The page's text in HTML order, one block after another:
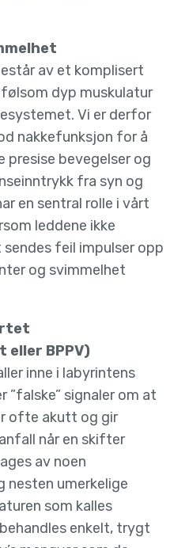
av et komplisert
dyp muskulatur
Vi er derfor
nakkefunksjon for å
presise bevegelser og
fra syn og
en sentral rolle i vårt
leddene ikke
feil impulser opp
og svimmelhet
BPPV)
inne i labyrintens
”falske” signaler om at
ofte akutt og gir
når en skifter
av noen
nesten umerkelige
som kalles
enkelt, trygt